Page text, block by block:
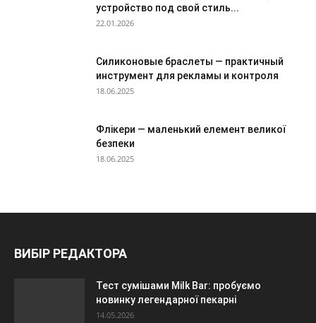
устройство под свой стиль...
22.01.2026
Силиконовые браслеты — практичный
инструмент для рекламы и контроля
18.06.2025
Флікери — маленький елемент великої
безпеки
18.06.2025
ВИБІР РЕДАКТОРА
Тест сумішами Milk Bar: пробуємо
новинку легендарної пекарні
14.05.2026